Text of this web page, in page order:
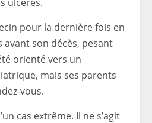
pour la dernière fois en
avant son décès, pesant
orienté vers un
mais ses parents
vous.
cas extrême. Il ne s’agit